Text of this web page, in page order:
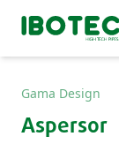
Gama Design
Aspersor